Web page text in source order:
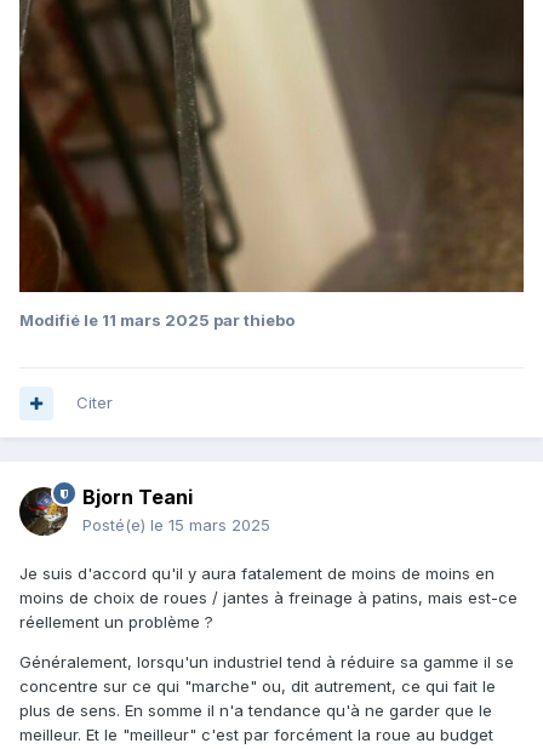
Modifié le 11 mars 2025 par thiebo
Citer
Bjorn Teani
Posté(e) le 15 mars 2025
Je suis d'accord qu'il y aura fatalement de moins de moins en
moins de choix de roues / jantes à freinage à patins, mais est-ce
réellement un problème ?
Généralement, lorsqu'un industriel tend à réduire sa gamme il se
concentre sur ce qui "marche" ou, dit autrement, ce qui fait le
plus de sens. En somme il n'a tendance qu'à ne garder que le
meilleur. Et le "meilleur" c'est par forcément la roue au budget